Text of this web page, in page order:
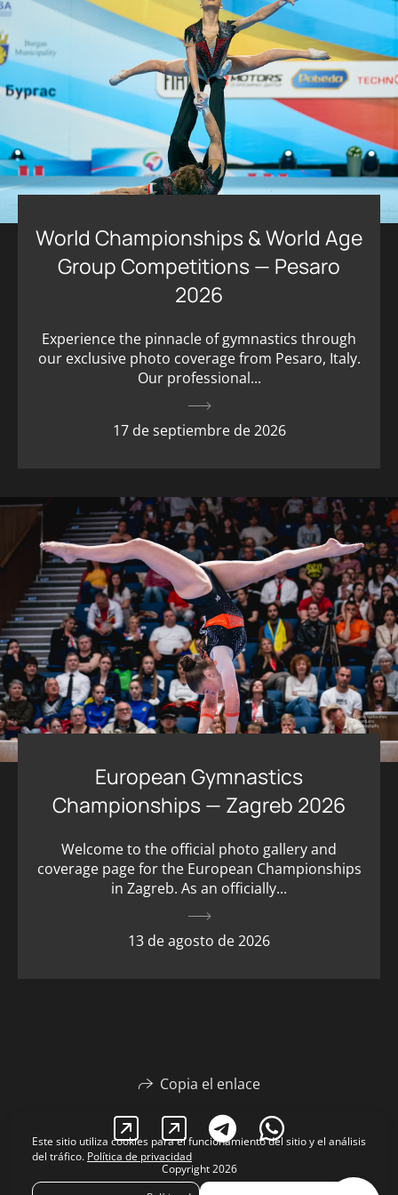
World Championships & World Age
Group Competitions — Pesaro
2026
Experience the pinnacle of gymnastics through
our exclusive photo coverage from Pesaro, Italy.
Our professional...
17 de septiembre de 2026
European Gymnastics
Championships — Zagreb 2026
Welcome to the official photo gallery and
coverage page for the European Championships
in Zagreb. As an officially...
13 de agosto de 2026
Copia el enlace
Copyright 2026
Este sitio utiliza cookies para el funcionamiento del sitio y el análisis
del tráfico. Política de privacidad